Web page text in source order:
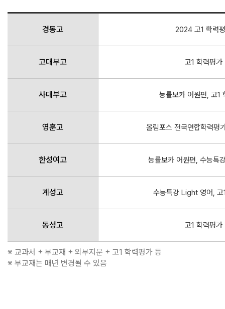
경동고 2024 고1 학력
고대부고 고1 학력평가
사대부고 능률보카 어원편, 고1
영훈고 올림포스 전국연합학력평
한성여고 능률보카 어원편, 수능특
계성고 수능특강 Light 영어, 고
동성고 고1 학력평가
※ 교과서 + 부교재 + 외부지문 + 고1 학력평가 등
※ 부교재는 매년 변경될 수 있음